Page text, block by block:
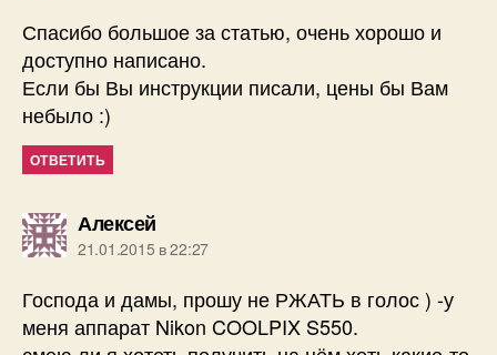
Спасибо большое за статью, очень хорошо и
доступно написано.
Если бы Вы инструкции писали, цены бы Вам
небыло :)
ОТВЕТИТЬ
Алексейпишет:
21.01.2015 в 22:27
Господа и дамы, прошу не РЖАТЬ в голос ) -у
меня аппарат Nikon COOLPIX S550.